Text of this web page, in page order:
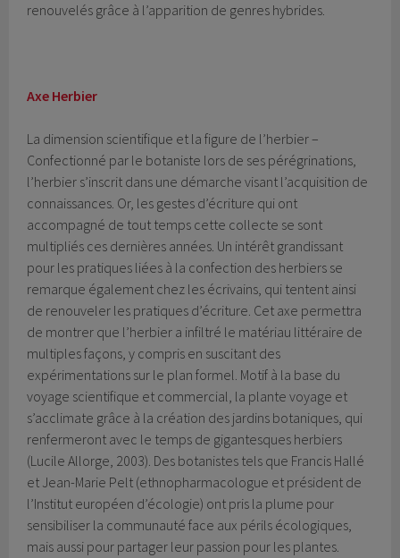
renouvelés grâce à l’apparition de genres hybrides.
Axe Herbier
La dimension scientifique et la figure de l’herbier –
Confectionné par le botaniste lors de ses pérégrinations,
l’herbier s’inscrit dans une démarche visant l’acquisition de
connaissances. Or, les gestes d’écriture qui ont
accompagné de tout temps cette collecte se sont
multipliés ces dernières années. Un intérêt grandissant
pour les pratiques liées à la confection des herbiers se
remarque également chez les écrivains, qui tentent ainsi
de renouveler les pratiques d’écriture. Cet axe permettra
de montrer que l’herbier a infiltré le matériau littéraire de
multiples façons, y compris en suscitant des
expérimentations sur le plan formel. Motif à la base du
voyage scientifique et commercial, la plante voyage et
s’acclimate grâce à la création des jardins botaniques, qui
renfermeront avec le temps de gigantesques herbiers
(Lucile Allorge, 2003). Des botanistes tels que Francis Hallé
et Jean-Marie Pelt (ethnopharmacologue et président de
l’Institut européen d’écologie) ont pris la plume pour
sensibiliser la communauté face aux périls écologiques,
mais aussi pour partager leur passion pour les plantes.